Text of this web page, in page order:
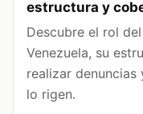
estructura y
Descubre el rol
Venezuela, su
realizar
lo rigen.